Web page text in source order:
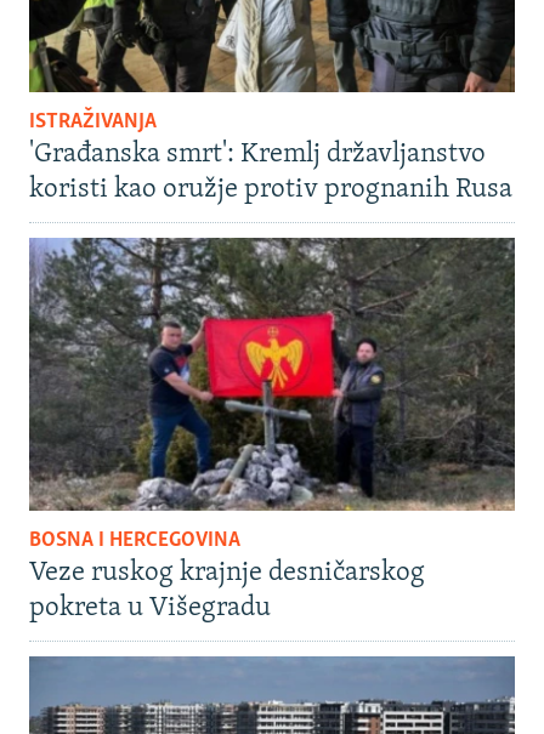
ISTRAŽIVANJA
'Građanska smrt': Kremlj državljanstvo
koristi kao oružje protiv prognanih Rusa
BOSNA I HERCEGOVINA
Veze ruskog krajnje desničarskog
pokreta u Višegradu